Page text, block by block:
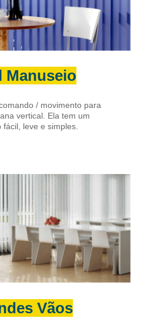
Manuseio
/ movimento para
vertical. Ela tem um
fácil, leve e simples.
Vãos